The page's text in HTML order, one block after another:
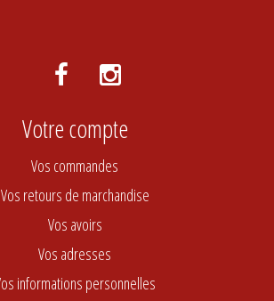
Votre compte
Vos commandes
Vos retours de marchandise
Vos avoirs
Vos adresses
informations personnelles